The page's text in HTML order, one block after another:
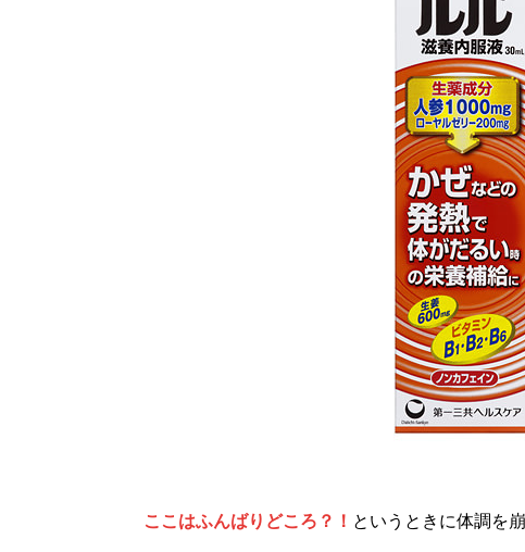
ここはふんばりどころ？！ というときに体調を